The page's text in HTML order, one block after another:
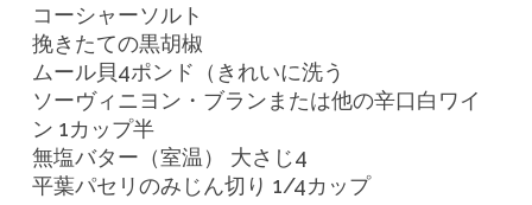
コーシャーソルト
挽きたての黒胡椒
ムール貝4ポンド（きれいに洗う
ソーヴィニヨン・ブランまたは他の辛口白ワイ
ン 1カップ半
無塩バター（室温） 大さじ4
平葉パセリのみじん切り 1/4カップ